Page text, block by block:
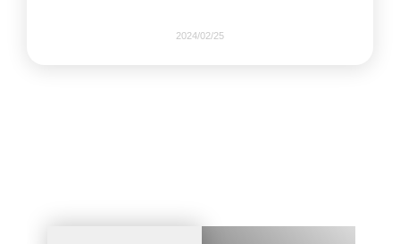
2024/02/25